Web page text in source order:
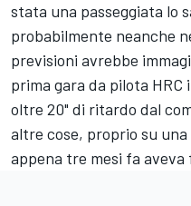
stata una passeggiata lo
probabilmente neanche
previsioni avrebbe
prima gara da pilota
oltre 20" di ritardo dal
altre cose, proprio su
appena tre mesi fa